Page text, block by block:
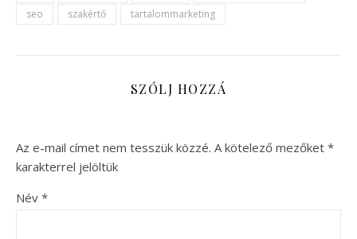
seo
szakértő tartalommarketing
SZÓLJ HOZZÁ
Az e-mail címet nem tesszük közzé. A kötelező mezőket *
karakterrel jelöltük
Név *